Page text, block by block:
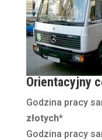
Orientacyjny
Godzina pracy
złotych*
Godzina pracy